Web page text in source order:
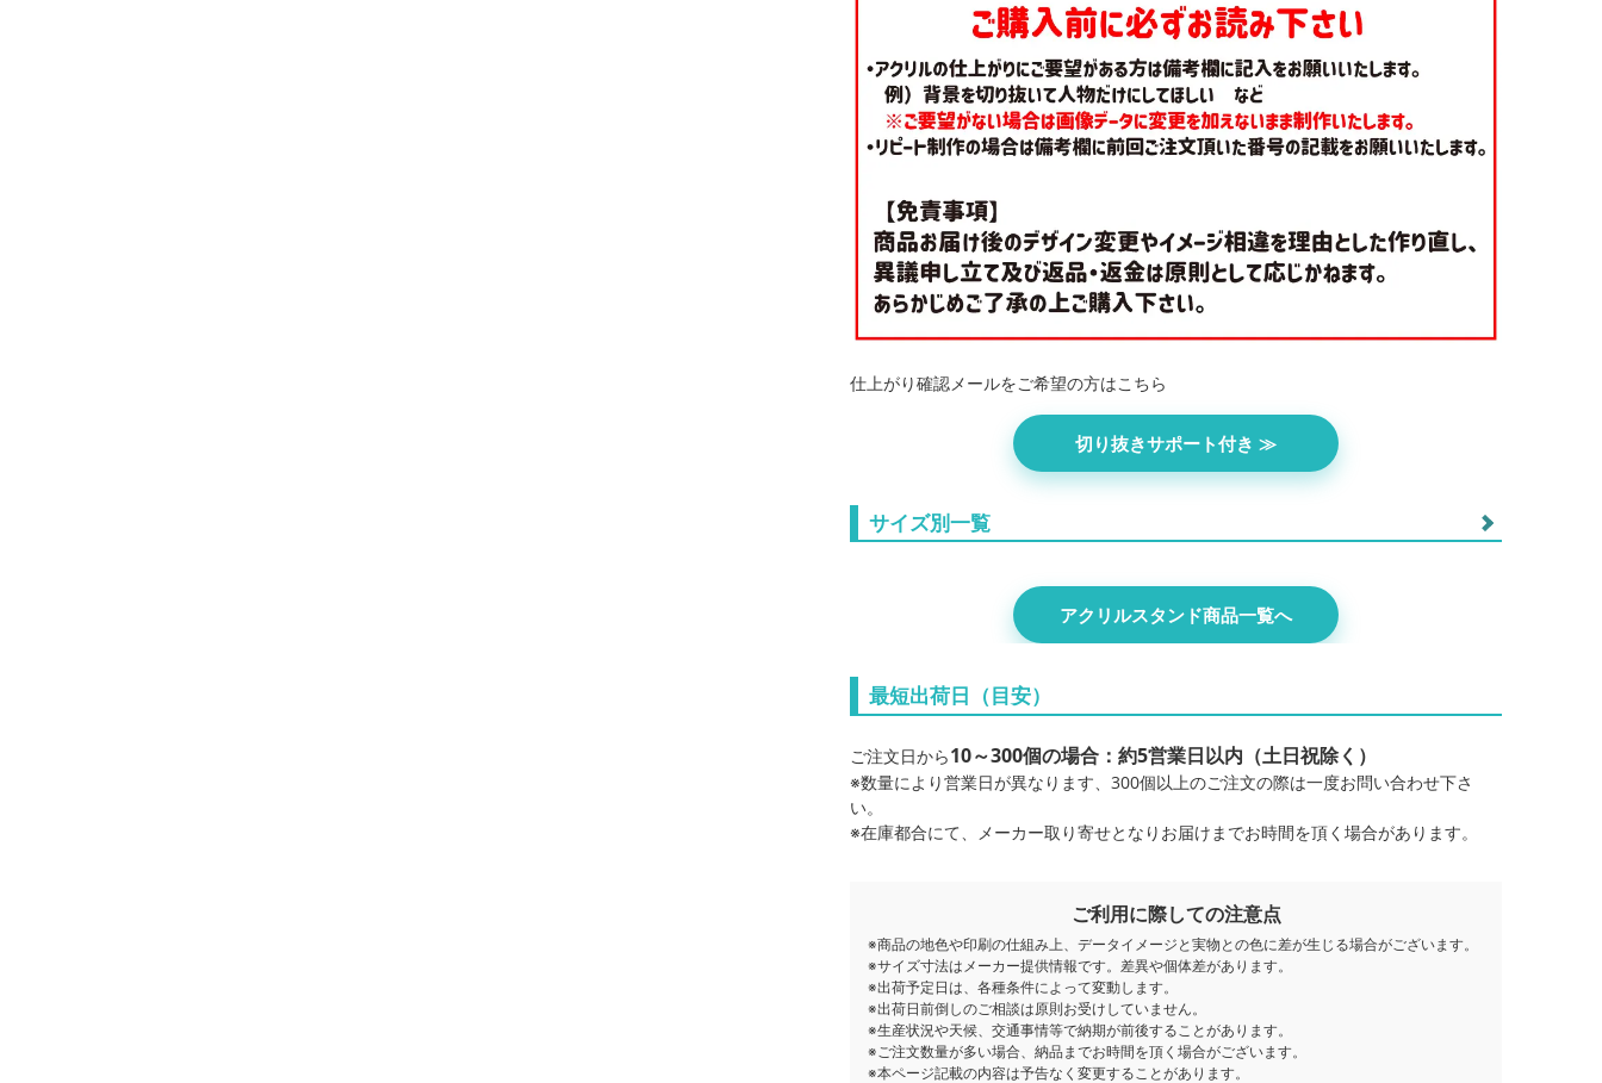
仕上がり確認メールをご希望の方はこちら
切り抜きサポート付き ≫
サイズ別一覧
おまかせアクスタ 5cm おまかせアクスタ 7.5cm
アクリルスタンド商品一覧へ
最短出荷日（目安）
ご注文日から10～300個の場合：約5営業日以内（土日祝除く）
※数量により営業日が異なります、300個以上のご注文の際は一度お問い合わせ下さ
い。
※在庫都合にて、メーカー取り寄せとなりお届けまでお時間を頂く場合があります。
ご利用に際しての注意点
※商品の地色や印刷の仕組み上、データイメージと実物との色に差が生じる場合がございます。
※サイズ寸法はメーカー提供情報です。差異や個体差があります。
※出荷予定日は、各種条件によって変動します。
※出荷日前倒しのご相談は原則お受けしていません。
※生産状況や天候、交通事情等で納期が前後することがあります。
※ご注文数量が多い場合、納品までお時間を頂く場合がございます。
※本ページ記載の内容は予告なく変更することがあります。